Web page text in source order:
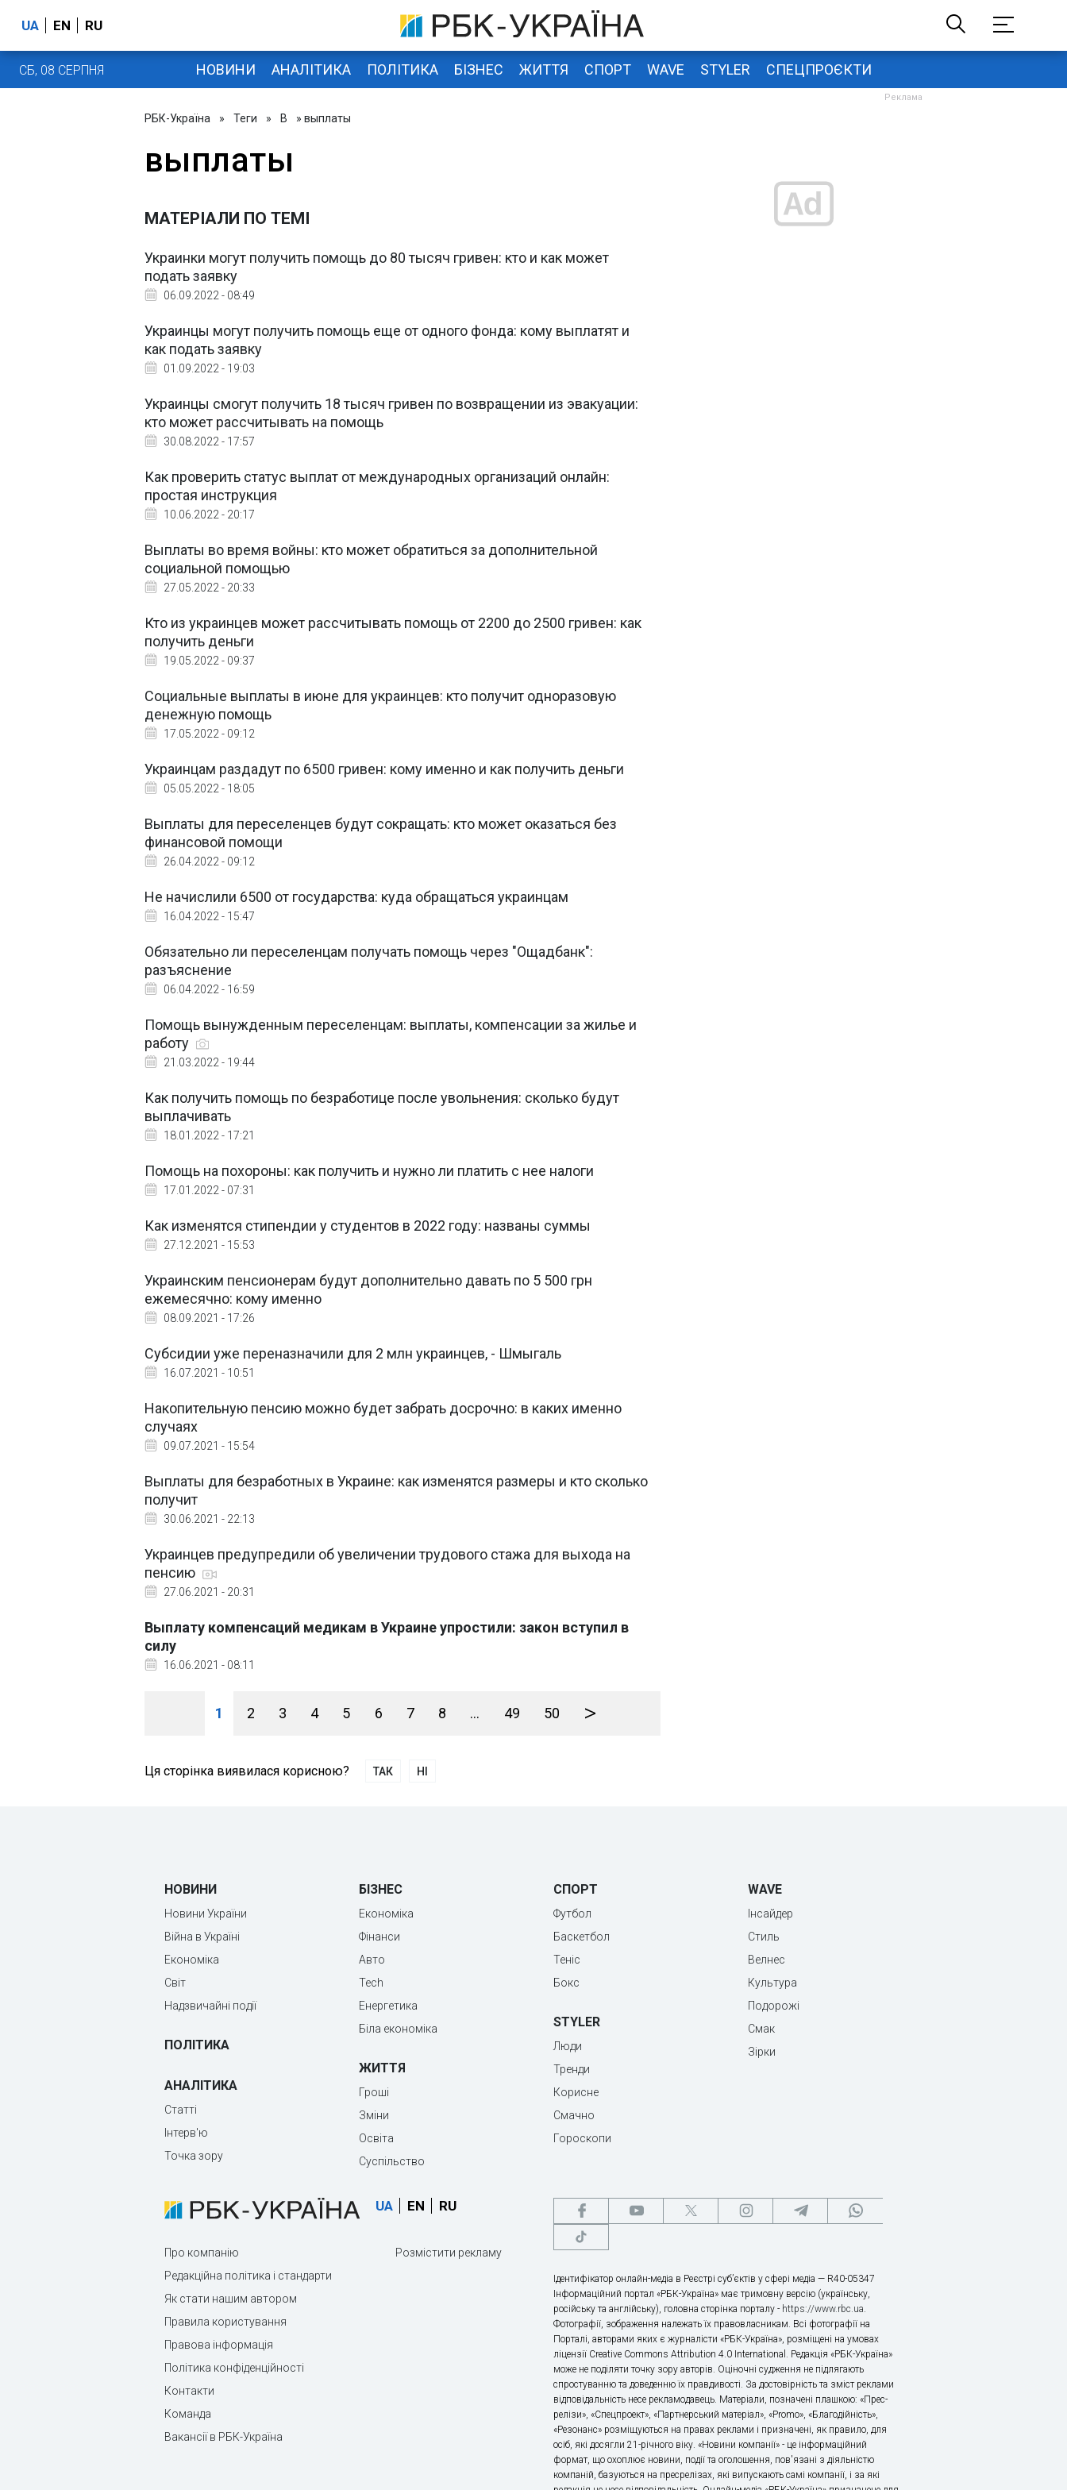
UA EN RU
СБ, 08 СЕРПНЯ НОВИНИ АНАЛІТИКА ПОЛІТИКА БІЗНЕС ЖИТТЯ СПОРТ WAVE STYLER СПЕЦПРОЄКТИ
РБК-Україна » Теги » В » выплаты
выплаты
МАТЕРІАЛИ ПО ТЕМІ
Украинки могут получить помощь до 80 тысяч гривен: кто и как может
подать заявку
06.09.2022 - 08:49
Украинцы могут получить помощь еще от одного фонда: кому выплатят и
как подать заявку
01.09.2022 - 19:03
Украинцы смогут получить 18 тысяч гривен по возвращении из эвакуации:
кто может рассчитывать на помощь
30.08.2022 - 17:57
Как проверить статус выплат от международных организаций онлайн:
простая инструкция
10.06.2022 - 20:17
Выплаты во время войны: кто может обратиться за дополнительной
социальной помощью
27.05.2022 - 20:33
Кто из украинцев может рассчитывать помощь от 2200 до 2500 гривен: как
получить деньги
19.05.2022 - 09:37
Социальные выплаты в июне для украинцев: кто получит одноразовую
денежную помощь
17.05.2022 - 09:12
Украинцам раздадут по 6500 гривен: кому именно и как получить деньги
05.05.2022 - 18:05
Выплаты для переселенцев будут сокращать: кто может оказаться без
финансовой помощи
26.04.2022 - 09:12
Не начислили 6500 от государства: куда обращаться украинцам
16.04.2022 - 15:47
Обязательно ли переселенцам получать помощь через "Ощадбанк":
разъяснение
06.04.2022 - 16:59
Помощь вынужденным переселенцам: выплаты, компенсации за жилье и
работу
21.03.2022 - 19:44
Как получить помощь по безработице после увольнения: сколько будут
выплачивать
18.01.2022 - 17:21
Помощь на похороны: как получить и нужно ли платить с нее налоги
17.01.2022 - 07:31
Как изменятся стипендии у студентов в 2022 году: названы суммы
27.12.2021 - 15:53
Украинским пенсионерам будут дополнительно давать по 5 500 грн
ежемесячно: кому именно
08.09.2021 - 17:26
Субсидии уже переназначили для 2 млн украинцев, - Шмыгаль
16.07.2021 - 10:51
Накопительную пенсию можно будет забрать досрочно: в каких именно
случаях
09.07.2021 - 15:54
Выплаты для безработных в Украине: как изменятся размеры и кто сколько
получит
30.06.2021 - 22:13
Украинцев предупредили об увеличении трудового стажа для выхода на
пенсию
27.06.2021 - 20:31
Выплату компенсаций медикам в Украине упростили: закон вступил в
силу
16.06.2021 - 08:11
1 2 3 4 5 6 7 8 ... 49 50 >
Ця сторінка виявилася корисною? ТАК НІ
НОВИНИ
Новини України
Війна в Україні
Економіка
Світ
Надзвичайні події
ПОЛІТИКА
АНАЛІТИКА
Статті
Інтерв'ю
Точка зору
БІЗНЕС
Економіка
Фінанси
Авто
Tech
Енергетика
Біла економіка
ЖИТТЯ
Гроші
Зміни
Освіта
Суспільство
СПОРТ
Футбол
Баскетбол
Теніс
Бокс
STYLER
Люди
Тренди
Корисне
Смачно
Гороскопи
WAVE
Інсайдер
Стиль
Велнес
Культура
Подорожі
Смак
Зірки
UA EN RU
Про компанію
Редакційна політика і стандарти
Як стати нашим автором
Правила користування
Правова інформація
Політика конфіденційності
Контакти
Команда
Вакансії в РБК-Україна
Розмістити рекламу
Ідентифікатор онлайн-медіа в Реєстрі суб’єктів у сфері медіа — R40-05347
Інформаційний портал «РБК-Україна» має тримовну версію (українську,
російську та англійську), головна сторінка порталу - https://www.rbc.ua.
Фотографії, зображення належать їх правовласникам. Всі фотографії на
Порталі, авторами яких є журналісти «РБК-Україна», розміщені на умовах
ліцензії Creative Commons Attribution 4.0 International. Редакція «РБК-Україна»
може не поділяти точку зору авторів. Оціночні судження не підлягають
спростуванню та доведенню їх правдивості. За достовірність та зміст реклами
відповідальність несе рекламодавець. Матеріали, позначені плашкою: «Прес-
релізи», «Спецпроект», «Партнерський матеріал», «Promo», «Благодійність»,
«Резонанс» розміщуються на правах реклами і призначені, як правило, для
осіб, які досягли 21-річного віку. «Новини компанії» - це інформаційний
формат, що охоплює новини, події та оголошення, пов'язані з діяльністю
компаній, базуються на пресрелізах, які випускають самі компанії, і за які